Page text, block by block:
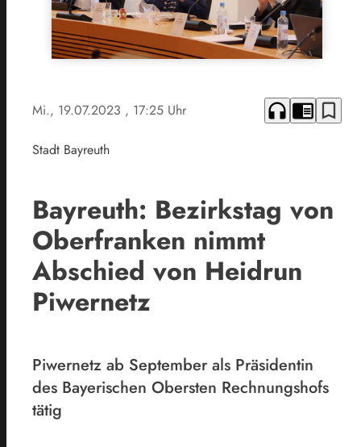
Mi., 19.07.2023 , 17:25 Uhr headphones chrome_reader_mode bookmark_border
Stadt Bayreuth
Bayreuth: Bezirkstag von
Oberfranken nimmt
Abschied von Heidrun
Piwernetz
Piwernetz ab September als Präsidentin
des Bayerischen Obersten Rechnungshofs
tätig